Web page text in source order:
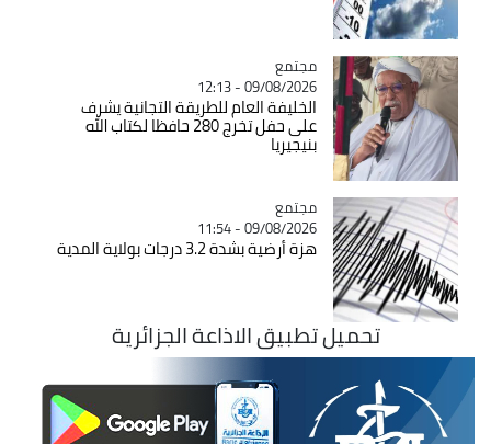
Catégorie
مجتمع
09/08/2026 - 12:13
الخليفة العام للطريقة التجانية يشرف
على حفل تخرج 280 حافظا لكتاب الله
بنيجيريا
Catégorie
مجتمع
09/08/2026 - 11:54
هزة أرضية بشدة 3.2 درجات بولاية المدية
تحميل تطبيق الاذاعة الجزائرية